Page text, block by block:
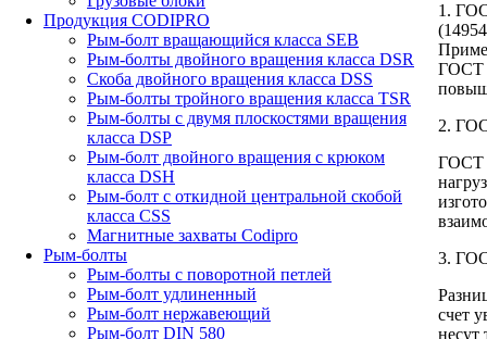
Продукция CODIPRO
Рым-болт вращающийся класса SEB
Рым-болты двойного вращения класса DSR
Скоба двойного вращения класса DSS
Рым-болты тройного вращения класса TSR
Рым-болты с двумя плоскостями вращения
класса DSP
Рым-болт двойного вращения с крюком
класса DSH
Рым-болт с откидной центральной скобой
класса CSS
Магнитные захваты Codipro
Рым-болты
Рым-болты с поворотной петлей
Рым-болт удлиненный
Рым-болт нержавеющий
Рым-болт DIN 580
1.
ГОСТ
2.
ГОСТ
3.
счет
несут